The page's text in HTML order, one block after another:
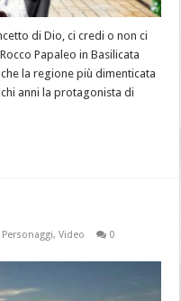
di Dio, ci credi o non ci
Papaleo in Basilicata
la regione più dimenticata
anni la protagonista di
Personaggi,Video
0